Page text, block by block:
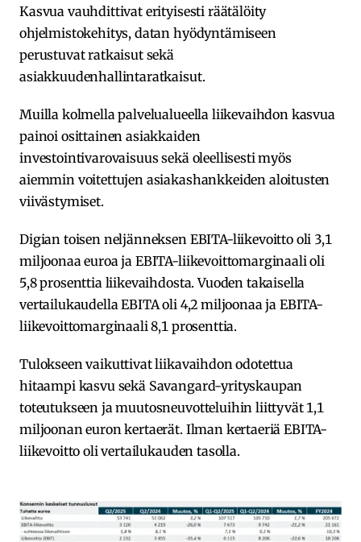
Kasvua vauhdittivat erityisesti räätälöity
ohjelmistokehitys, datan hyödyntämiseen
perustuvat ratkaisut sekä
asiakkuudenhallintaratkaisut.
Muilla kolmella palvelualueella liikevaihdon kasvua
painoi osittainen asiakkaiden
investointivarovaisuus sekä oleellisesti myös
aiemmin voitettujen asiakashankkeiden aloitusten
viivästymiset.
Digian toisen neljänneksen EBITA-liikevoitto oli 3,1
miljoonaa euroa ja EBITA-liikevoittomarginaali oli
5,8 prosenttia liikevaihdosta. Vuoden takaisella
vertailukaudella EBITA oli 4,2 miljoonaa ja EBITA-
liikevoittomarginaali 8,1 prosenttia.
Tulokseen vaikuttivat liikavaihdon odotettua
hitaampi kasvu sekä Savangard-yrityskaupan
toteutukseen ja muutosneuvotteluihin liittyvät 1,1
miljoonan euron kertaerät. Ilman kertaeriä EBITA-
liikevoitto oli vertailukauden tasolla.